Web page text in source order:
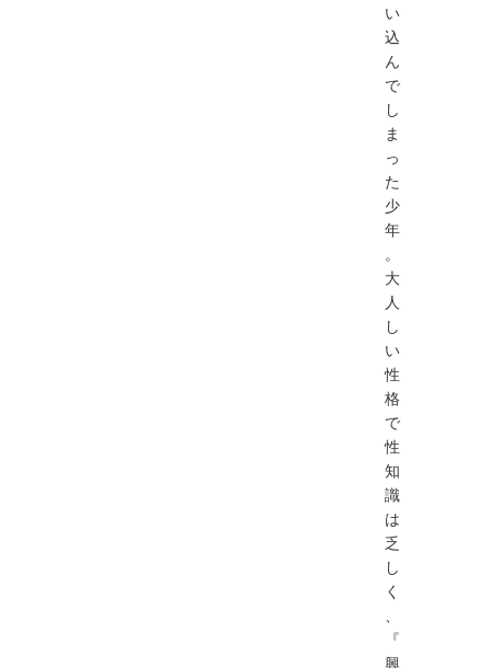
い
込
ん
で
し
ま
っ
た
少
年
。
大
人
し
い
性
格
で
性
知
識
は
乏
し
く
、
『
興